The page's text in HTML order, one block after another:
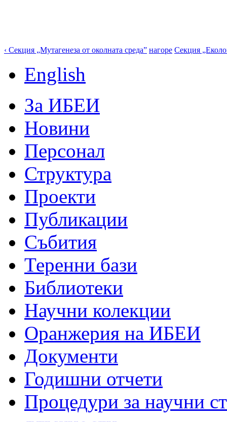
‹ Секция „Мутагенеза от околната среда” нагоре Секция
English
За ИБЕИ
Новини
Персонал
Структура
Проекти
Публикации
Събития
Теренни бази
Библиотеки
Научни колекции
Оранжерия на ИБЕИ
Документи
Годишни отчети
Процедури за научни